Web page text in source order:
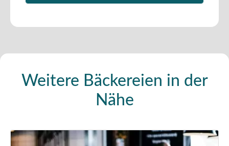
Weitere Bäckereien in der
Nähe